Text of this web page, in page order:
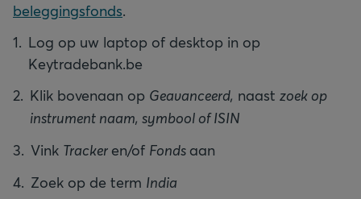
beleggingsfonds.
Log op uw laptop of desktop in op
Keytradebank.be
Klik bovenaan op Geavanceerd, naast zoek op
instrument naam, symbool of ISIN
Vink Tracker en/of Fonds aan
Zoek op de term India